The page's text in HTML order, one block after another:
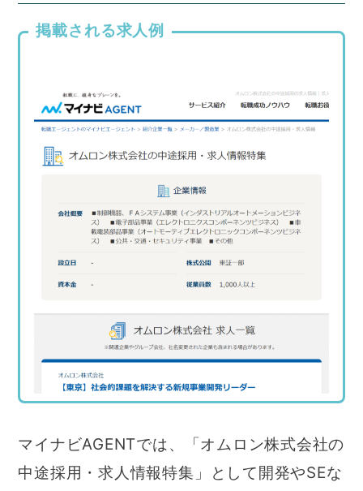
掲載される求人例
マイナビAGENTでは、「オムロン株式会社の
中途採用・求人情報特集」として開発やSEな